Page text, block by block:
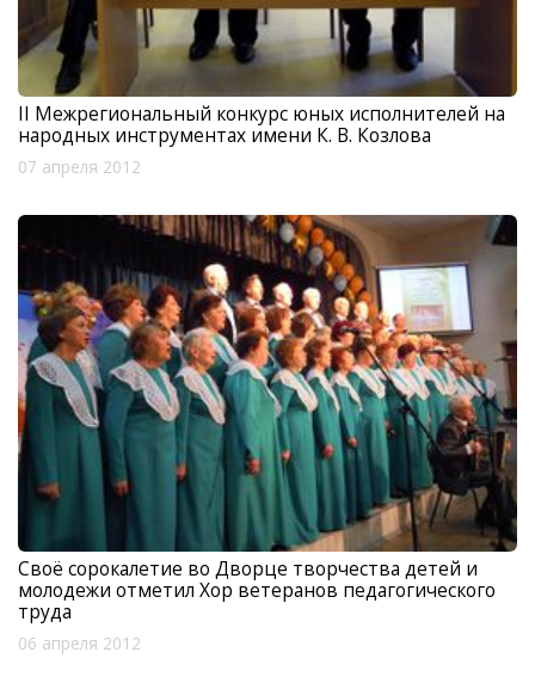
II Межрегиональный конкурс юных исполнителей на
народных инструментах имени К. В. Козлова
07 апреля 2012
Своё сорокалетие во Дворце творчества детей и
молодежи отметил Хор ветеранов педагогического
труда
06 апреля 2012